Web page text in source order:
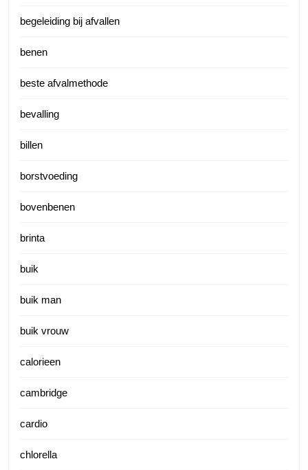
begeleiding bij afvallen
benen
beste afvalmethode
bevalling
billen
borstvoeding
bovenbenen
brinta
buik
buik man
buik vrouw
calorieen
cambridge
cardio
chlorella